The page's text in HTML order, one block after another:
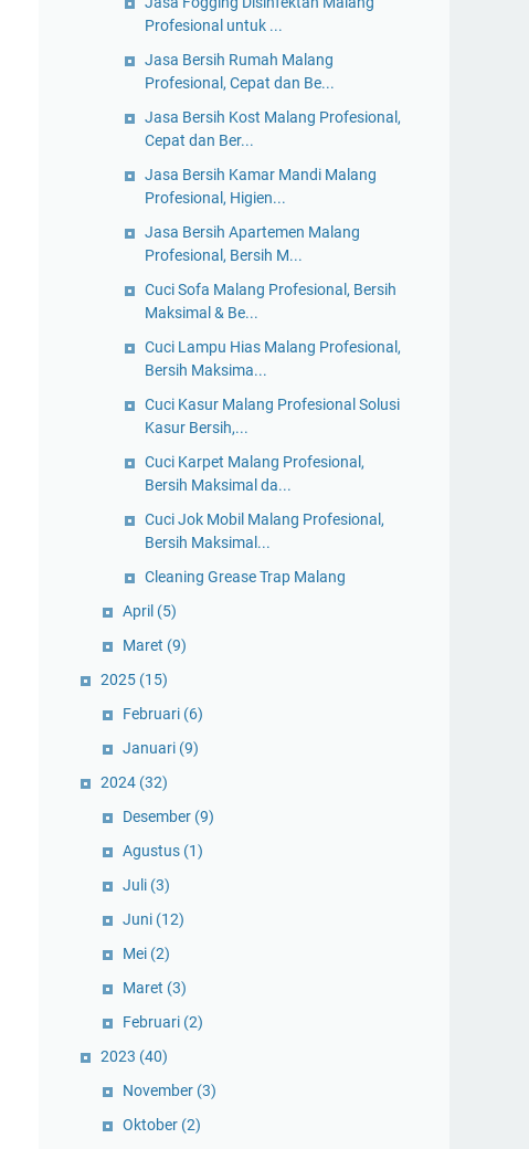
Profesional untuk ...
Jasa Bersih Rumah Malang
Profesional, Cepat dan Be...
Jasa Bersih Kost Malang Profesional,
Cepat dan Ber...
Jasa Bersih Kamar Mandi Malang
Profesional, Higien...
Jasa Bersih Apartemen Malang
Profesional, Bersih M...
Cuci Sofa Malang Profesional, Bersih
Maksimal & Be...
Cuci Lampu Hias Malang Profesional,
Bersih Maksima...
Cuci Kasur Malang Profesional Solusi
Kasur Bersih,...
Cuci Karpet Malang Profesional,
Bersih Maksimal da...
Cuci Jok Mobil Malang Profesional,
Bersih Maksimal...
Cleaning Grease Trap Malang
April (5)
Maret (9)
2025 (15)
Februari (6)
Januari (9)
2024 (32)
Desember (9)
Agustus (1)
Juli (3)
Juni (12)
Mei (2)
Maret (3)
Februari (2)
2023 (40)
November (3)
Oktober (2)